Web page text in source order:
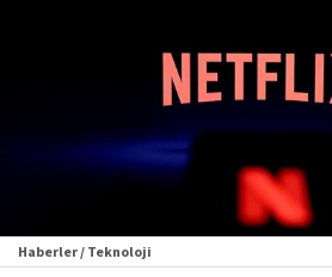
Haberler / Teknoloji